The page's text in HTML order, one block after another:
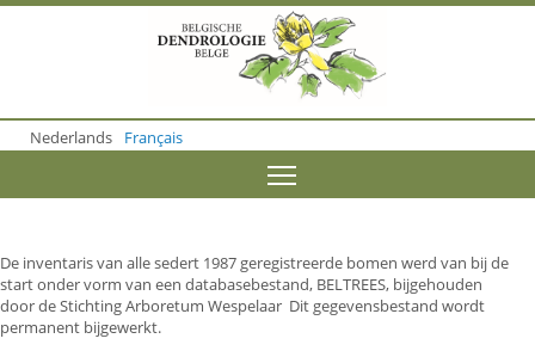
o
m
o
n
t
e
n
Nederlands Français
De inventaris van alle sedert 1987 geregistreerde bomen werd van bij de
start onder vorm van een databasebestand, BELTREES, bijgehouden
door de Stichting Arboretum Wespelaar Dit gegevensbestand wordt
permanent bijgewerkt.